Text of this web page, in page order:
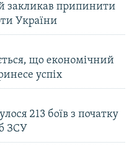
закликав припинити
України
що економічний
успіх
213 боїв з початку
ЗСУ